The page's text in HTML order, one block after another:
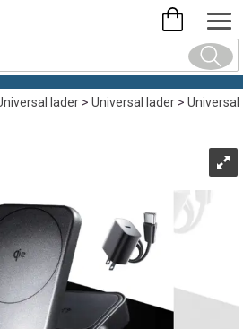
lader>Universal lader>Universal